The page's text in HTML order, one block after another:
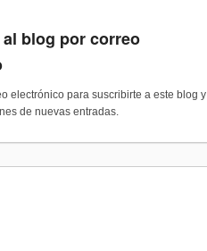
blog por correo
electrónico para suscribirte a este blog y
de nuevas entradas.